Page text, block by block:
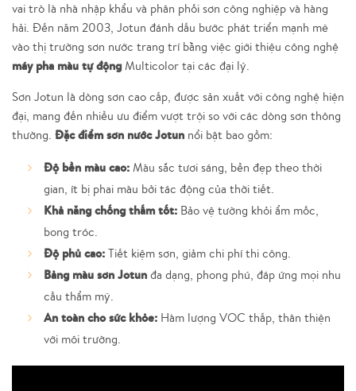
vai trò là nhà nhập khẩu và phân phối sơn công nghiệp và hàng
hải. Đến năm 2003, Jotun đánh dấu bước phát triển mạnh mẽ
vào thị trường sơn nước trang trí bằng việc giới thiệu công nghệ
máy pha màu tự độngMulticolor tại các đại lý.
Sơn Jotun là dòng sơn cao cấp, được sản xuất với công nghệ hiện
đại, mang đến nhiều ưu điểm vượt trội so với các dòng sơn thông
thường. Đặc điểm sơn nước Jotun nổi bật bao gồm:
Độ bền màu cao: Màu sắc tươi sáng, bền đẹp theo thời
gian, ít bị phai màu bởi tác động của thời tiết.
Khả năng chống thấm tốt: Bảo vệ tường khỏi ẩm mốc,
bong tróc.
Độ phủ cao: Tiết kiệm sơn, giảm chi phí thi công.
Bảng màu sơn Jotun đa dạng, phong phú, đáp ứng mọi nhu
cầu thẩm mỹ.
An toàn cho sức khỏe: Hàm lượng VOC thấp, thân thiện
với môi trường.